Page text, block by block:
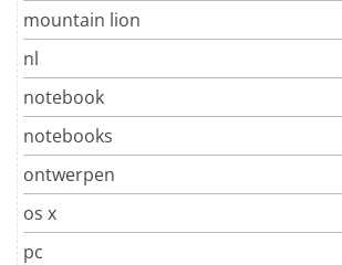
mountain lion
nl
notebook
notebooks
ontwerpen
os x
pc